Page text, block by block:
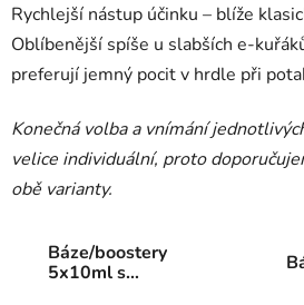
Rychlejší nástup účinku – blíže
Oblíbenější spíše u slabších e-
preferují jemný pocit v hrdle při
Konečná volba a vnímání
velice individuální, proto
obě varianty.
Báze/boostery
5x10ml s